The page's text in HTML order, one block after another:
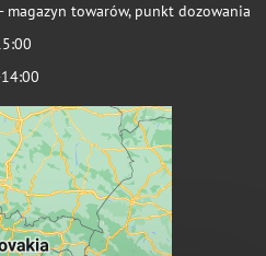
magazyn towarów, punkt dozowania